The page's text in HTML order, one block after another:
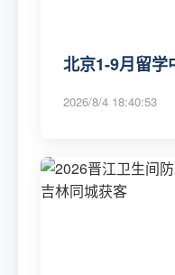
北京1-9月留学
2026/8/4 18:40:53